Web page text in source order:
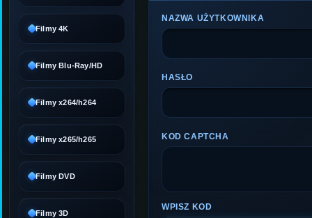
Filmy 4K
Filmy Blu-Ray/HD
Filmy x264/h264
Filmy x265/h265
Filmy DVD
Filmy 3D
NAZWA UŻYTKOWNIKA
HASŁO
KOD CAPTCHA
WPISZ KOD